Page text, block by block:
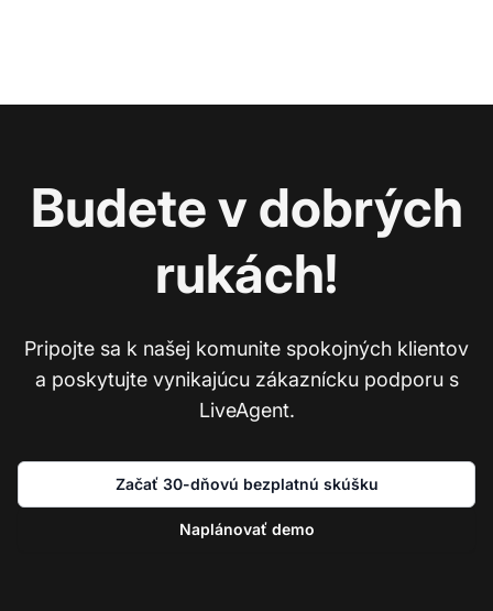
Budete v dobrých
rukách!
Pripojte sa k našej komunite spokojných klientov
a poskytujte vynikajúcu zákaznícku podporu s
LiveAgent.
Začať 30-dňovú bezplatnú skúšku
Naplánovať demo